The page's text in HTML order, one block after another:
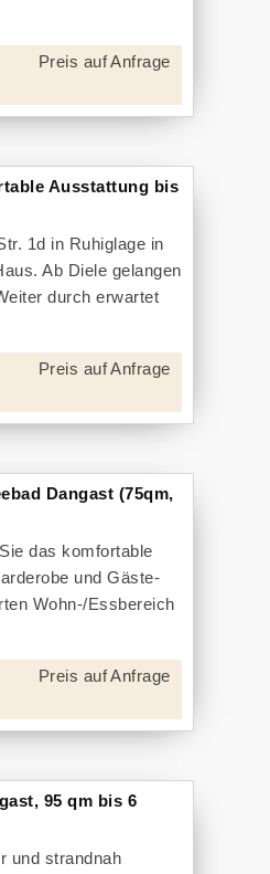
Preis auf Anfrage
Ausstattung bis
1d in Ruhiglage in
Ab Diele gelangen
durch erwartet
Preis auf Anfrage
Dangast (75qm,
das komfortable
und Gäste-
Wohn-/Essbereich
Preis auf Anfrage
95 qm bis 6
und strandnah